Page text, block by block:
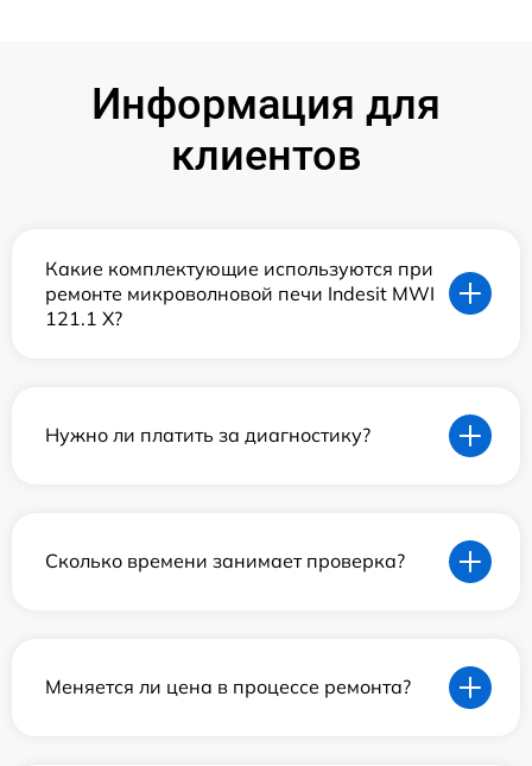
Информация для
клиентов
Какие комплектующие используются при
ремонте микроволновой печи Indesit MWI
121.1 X?
Нужно ли платить за диагностику?
Сколько времени занимает проверка?
Меняется ли цена в процессе ремонта?